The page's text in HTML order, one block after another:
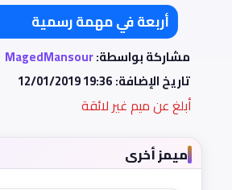
أربعة في مهمة رسمية
مشاركة بواسطة:MagedMansour
تاريخ الإضافة:12/01/2019 19:36
أبلغ عن ميم غير لائقة
ميمز أخرى